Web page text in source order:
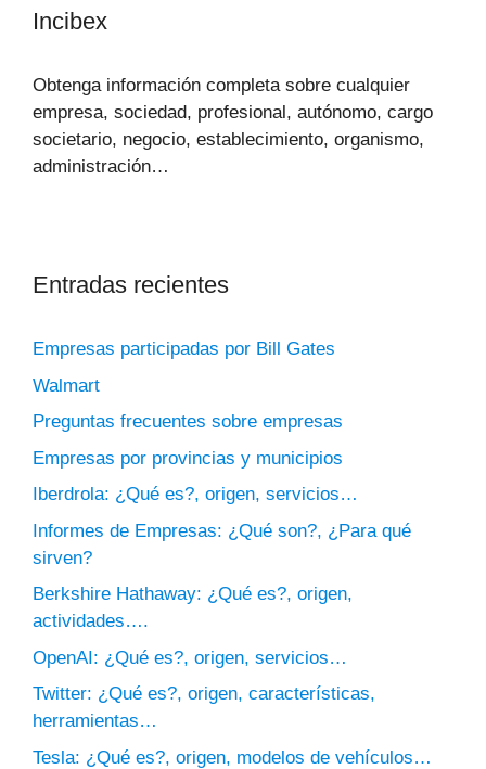
Incibex
Obtenga información completa sobre cualquier
empresa, sociedad, profesional, autónomo, cargo
societario, negocio, establecimiento, organismo,
administración…
Entradas recientes
Empresas participadas por Bill Gates
Walmart
Preguntas frecuentes sobre empresas
Empresas por provincias y municipios
Iberdrola: ¿Qué es?, origen, servicios…
Informes de Empresas: ¿Qué son?, ¿Para qué
sirven?
Berkshire Hathaway: ¿Qué es?, origen,
actividades….
OpenAI: ¿Qué es?, origen, servicios…
Twitter: ¿Qué es?, origen, características,
herramientas…
Tesla: ¿Qué es?, origen, modelos de vehículos…